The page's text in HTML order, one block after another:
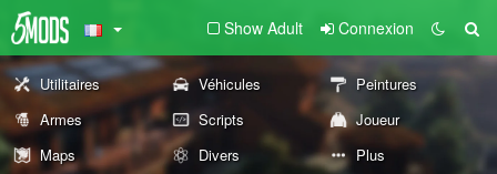
Show Adult Connexion
Utilitaires Véhicules
Peintures
Armes
Scripts
Joueur
Maps
Divers Plus